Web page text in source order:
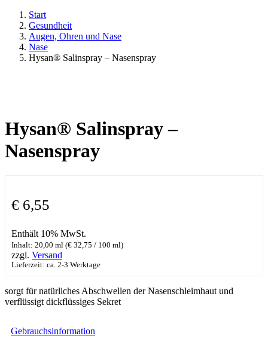
Start
Gesundheit
Augen, Ohren und Nase
Nase
Hysan® Salinspray – Nasenspray
Hysan® Salinspray –
Nasenspray
€ 6,55
Enthält 10% MwSt.
Inhalt: 20,00 ml (€ 32,75 / 100 ml)
zzgl. Versand
Lieferzeit: ca. 2-3 Werktage
sorgt für natürliches Abschwellen der Nasenschleimhaut und
verflüssigt dickflüssiges Sekret
Gebrauchsinformation